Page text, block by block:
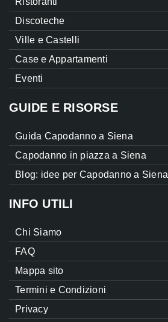
Discoteche
Ville e Castelli
Case e Appartamenti
Eventi
GUIDE E RISORSE
Guida Capodanno a Siena
Capodanno in piazza a Siena
Blog: idee per Capodanno a Siena
INFO UTILI
Chi Siamo
FAQ
Mappa sito
Termini e Condizioni
Privacy